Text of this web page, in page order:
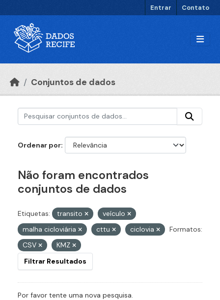
Entrar Contato
Conjuntos de dados
Ordenar por
Não foram encontrados
conjuntos de dados
Etiquetas: transito
veículo
malha cicloviária
cttu ciclovia
Formatos:
CSV
KMZ
Filtrar Resultados
Por favor tente uma nova pesquisa.